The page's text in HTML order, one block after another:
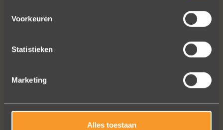
Voorkeuren
Statistieken
Marketing
Alles toestaan